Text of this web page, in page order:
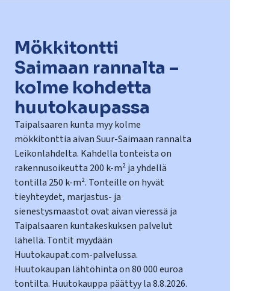
Mökkitontti
Saimaan rannalta –
kolme kohdetta
huutokaupassa
Taipalsaaren kunta myy kolme
mökkitonttia aivan Suur-Saimaan rannalta
Leikonlahdelta. Kahdella tonteista on
rakennusoikeutta 200 k-m² ja yhdellä
tontilla 250 k-m². Tonteille on hyvät
tieyhteydet, marjastus- ja
sienestysmaastot ovat aivan vieressä ja
Taipalsaaren kuntakeskuksen palvelut
lähellä. Tontit myydään
Huutokaupat.com-palvelussa.
Huutokaupan lähtöhinta on 80 000 euroa
tontilta. Huutokauppa päättyy la 8.8.2026.